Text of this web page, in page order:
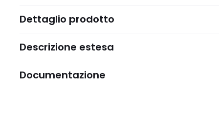
Dettaglio prodotto
Descrizione estesa
Documentazione